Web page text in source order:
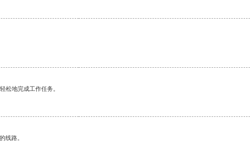
松地完成工作任务。
线路。